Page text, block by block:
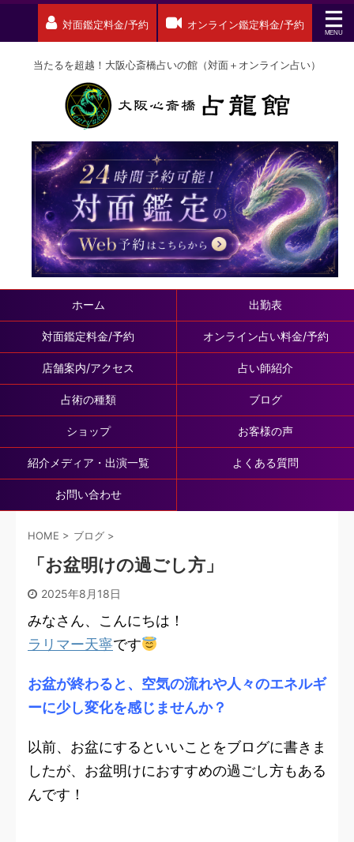
対面鑑定料金/予約 オンライン鑑定料金/予約
当たるを超越！大阪心斎橋占いの館（対面＋オンライン占い）
ホーム 出勤表
対面鑑定料金/予約 オンライン占い料金/予約
店舗案内/アクセス 占い師紹介
占術の種類 ブログ
ショップ お客様の声
紹介メディア・出演一覧 よくある質問
お問い合わせ
HOME > ブログ >
「お盆明けの過ごし方」
2025年8月18日
みなさん、こんにちは！
ラリマー天寧です
お盆が終わると、空気の流れや人々のエネルギ
ーに少し変化を感じませんか？
以前、お盆にするといいことをブログに書きま
したが、お盆明けにおすすめの過ごし方もある
んです！